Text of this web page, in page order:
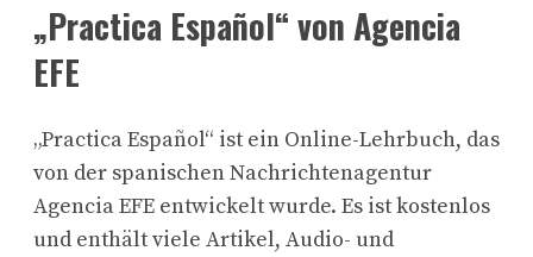
„Practica Español“ von Agencia
EFE
„Practica Español“ ist ein Online-Lehrbuch, das
von der spanischen Nachrichtenagentur
Agencia EFE entwickelt wurde. Es ist kostenlos
und enthält viele Artikel, Audio- und